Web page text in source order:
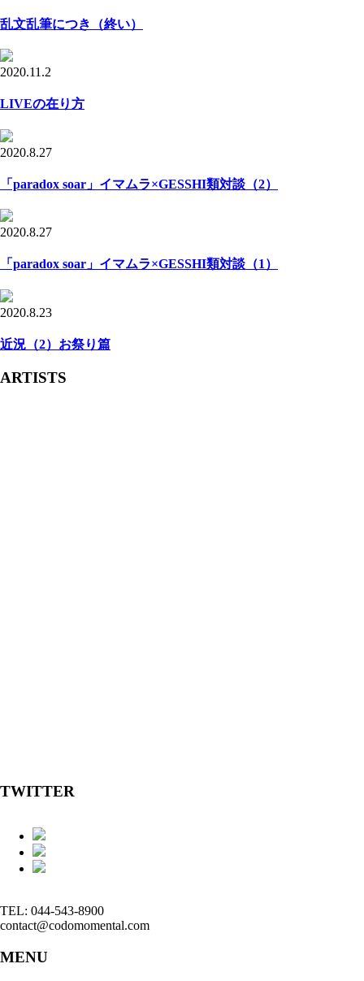
乱文乱筆につき（終い）
2020.11.2
LIVEの在り方
2020.8.27
「paradox soar」イマムラ×GESSHI類対談（2）
2020.8.27
「paradox soar」イマムラ×GESSHI類対談（1）
2020.8.23
近況（2）お祭り篇
ARTISTS
TWITTER
TEL: 044-543-8900
contact@codomomental.com
MENU